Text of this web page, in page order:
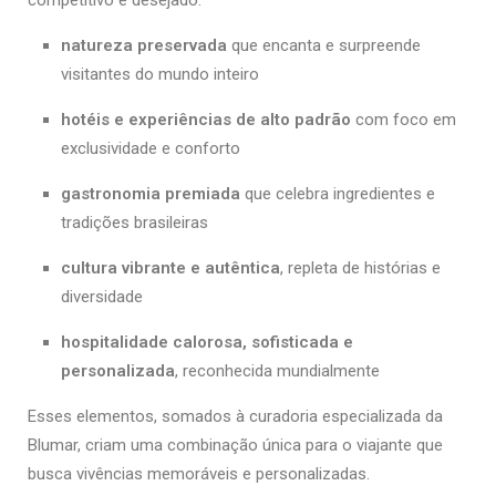
natureza preservada que encanta e surpreende
visitantes do mundo inteiro
hotéis e experiências de alto padrão com foco em
exclusividade e conforto
gastronomia premiada que celebra ingredientes e
tradições brasileiras
cultura vibrante e autêntica, repleta de histórias e
diversidade
hospitalidade calorosa, sofisticada e
personalizada, reconhecida mundialmente
Esses elementos, somados à curadoria especializada da
Blumar, criam uma combinação única para o viajante que
busca vivências memoráveis e personalizadas.